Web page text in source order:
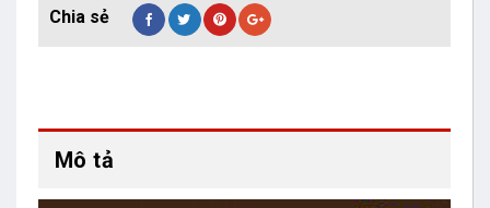
Mô tả